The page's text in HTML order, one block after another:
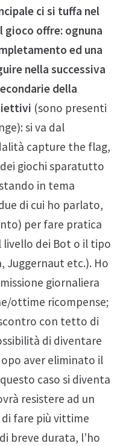
ci si tuffa nel
gioco offre: ognuna
ed una
nella successiva
della
(sono presenti
si va dal
capture the flag,
giochi sparatutto
in tema
di cui ho parlato,
per fare pratica
livello dei Bot o il tipo
Juggernaut etc.). Ho
giornaliera
ottime ricompense;
con tetto di
di diventare
aver eliminato il
caso si diventa
resistere ad un
fare più vittime
breve durata, l’ho